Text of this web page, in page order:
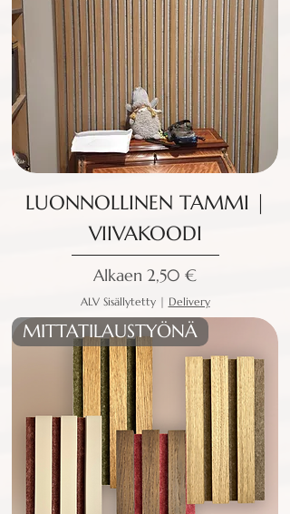
LUONNOLLINEN TAMMI |
VIIVAKOODI
Alkaen 2,50 €
Alehinta
ALV Sisällytetty| Delivery
MITTATILAUSTYÖNÄ